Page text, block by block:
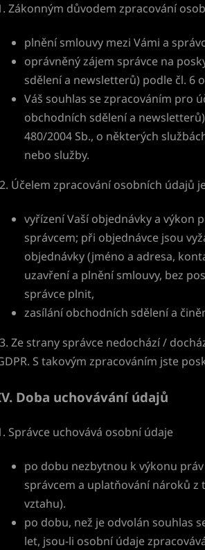
Zákonným důvodem zpracování
plnění smlouvy mezi Vámi a
oprávněný zájem správce na
sdělení a newsletterů) podle čl. 6
Váš souhlas se zpracováním pro
obchodních sdělení a
480/2004 Sb., o některých
nebo služby.
2. Účelem zpracování osobních údajů
vyřízení Vaší objednávky a výkon
správcem; při objednávce jsou
objednávky (jméno a adresa,
uzavření a plnění smlouvy, bez
správce plnit,
zasílání obchodních sdělení a
3. Ze strany správce nedochází /
S takovým zpracováním jste
Doba uchovávání údajů
Správce uchovává osobní údaje
po dobu nezbytnou k výkonu
správcem a uplatňování nároků
vztahu).
po dobu, než je odvolán souhlas
let, jsou-li osobní údaje